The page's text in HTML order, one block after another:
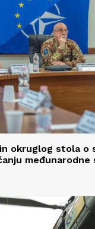
okruglog stola o
međunarodne